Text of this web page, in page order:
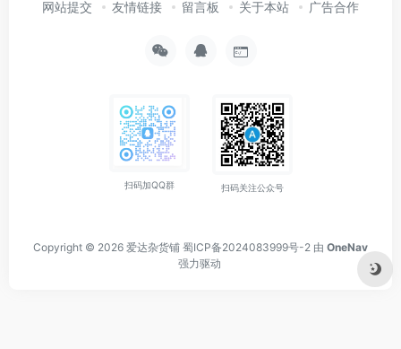
网站提交 友情链接 留言板 关于本站 广告合作
扫码加QQ群 扫码关注公众号
Copyright © 2026 爱达杂货铺 蜀ICP备2024083999号-2 由 OneNav
强力驱动